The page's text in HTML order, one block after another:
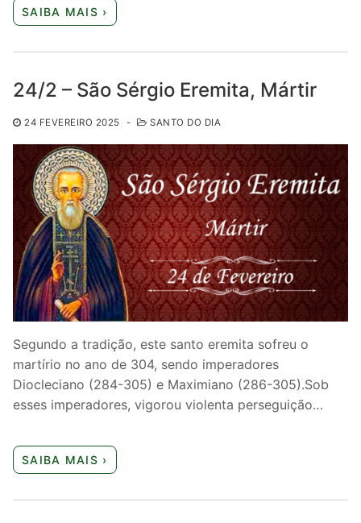
SAIBA MAIS ›
24/2 – São Sérgio Eremita, Mártir
24 FEVEREIRO 2025 - SANTO DO DIA
Segundo a tradição, este santo eremita sofreu o
martírio no ano de 304, sendo imperadores
Diocleciano (284-305) e Maximiano (286-305).Sob
esses imperadores, vigorou violenta perseguição…
SAIBA MAIS ›